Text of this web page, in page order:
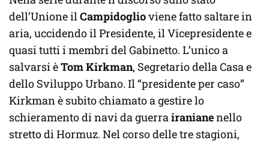
dell’Unione ilCampidoglioviene fatto saltare in
aria, uccidendo il Presidente, il Vicepresidente e
quasi tutti i membri del Gabinetto. L’unico a
salvarsi èTom Kirkman, Segretario della Casa e
dello Sviluppo Urbano. Il “presidente per caso”
Kirkman è subito chiamato a gestire lo
schieramento di navi da guerrairanianenello
stretto di Hormuz. Nel corso delle tre stagioni,